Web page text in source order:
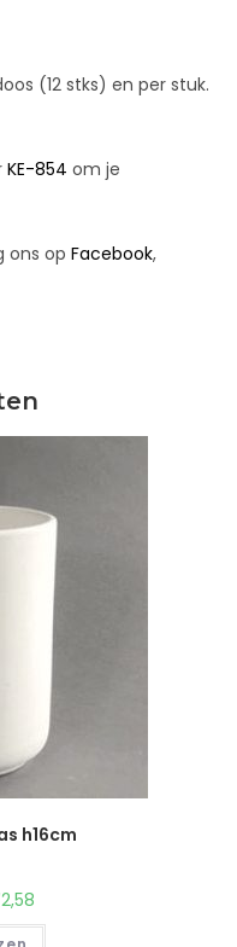
(12 stks) en per stuk.
KE-854 om je
ons opFacebook,
h16cm